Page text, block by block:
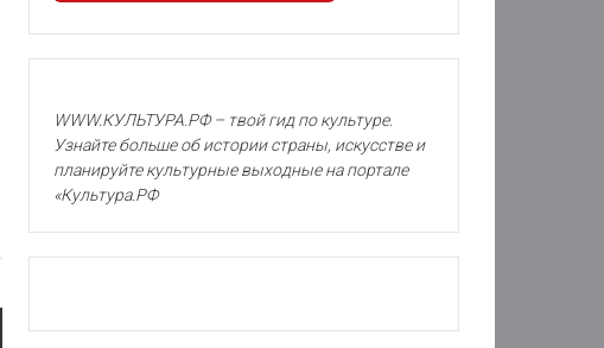
WWW.КУЛЬТУРА.РФ – твой гид по культуре.
Узнайте больше об истории страны, искусстве и
планируйте культурные выходные на портале
«Культура.РФ